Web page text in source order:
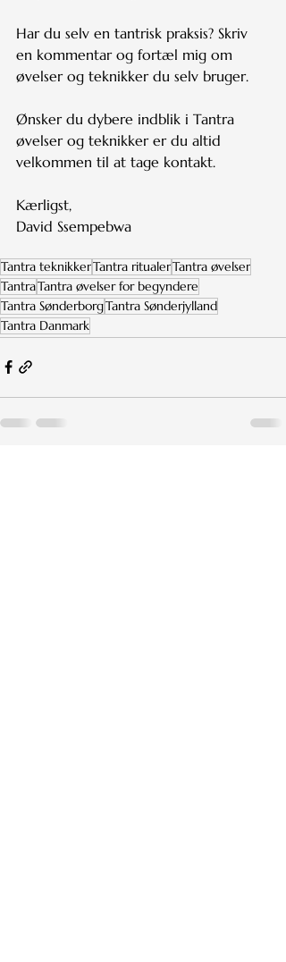
Har du selv en tantrisk praksis? Skriv
en kommentar og fortæl mig om
øvelser og teknikker du selv bruger.
Ønsker du dybere indblik i Tantra
øvelser og teknikker er du altid
velkommen til at tage kontakt.
Kærligst,
David Ssempebwa
Tantra teknikkerTantra ritualerTantra øvelser
TantraTantra øvelser for begyndere
Tantra SønderborgTantra Sønderjylland
Tantra Danmark